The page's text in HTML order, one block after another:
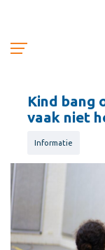
Kind bang
vaak niet
Informatie